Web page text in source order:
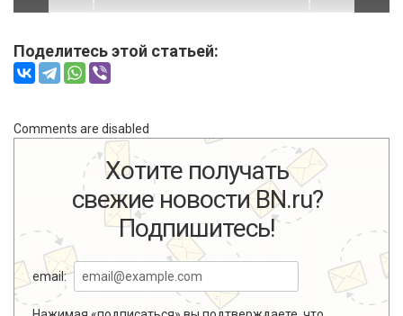
Поделитесь этой статьей:
Comments are disabled
Хотите получать
свежие новости BN.ru?
Подпишитесь!
email: